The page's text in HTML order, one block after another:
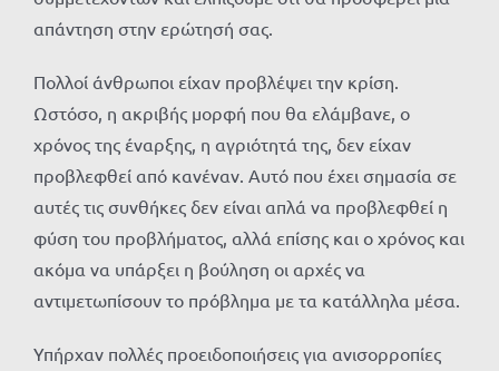
απάντηση στην ερώτησή σας.
Πολλοί άνθρωποι είχαν προβλέψει την κρίση.
Ωστόσο, η ακριβής μορφή που θα ελάμβανε, ο
χρόνος της έναρξης, η αγριότητά της, δεν είχαν
προβλεφθεί από κανέναν. Αυτό που έχει σημασία σε
αυτές τις συνθήκες δεν είναι απλά να προβλεφθεί η
φύση του προβλήματος, αλλά επίσης και ο χρόνος και
ακόμα να υπάρξει η βούληση οι αρχές να
αντιμετωπίσουν το πρόβλημα με τα κατάλληλα μέσα.
Υπήρχαν πολλές προειδοποιήσεις για ανισορροπίες